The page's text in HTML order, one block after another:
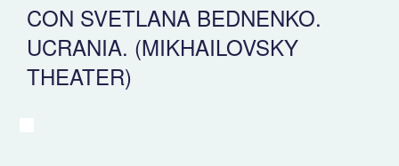
CON SVETLANA BEDNENKO.
UCRANIA. (MIKHAILOVSKY
THEATER)